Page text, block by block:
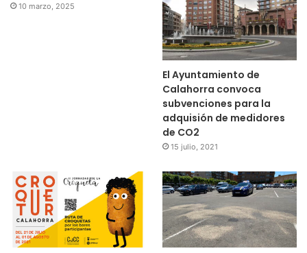
10 marzo, 2025
El Ayuntamiento de
Calahorra convoca
subvenciones para la
adquisión de medidores
de CO2
15 julio, 2021